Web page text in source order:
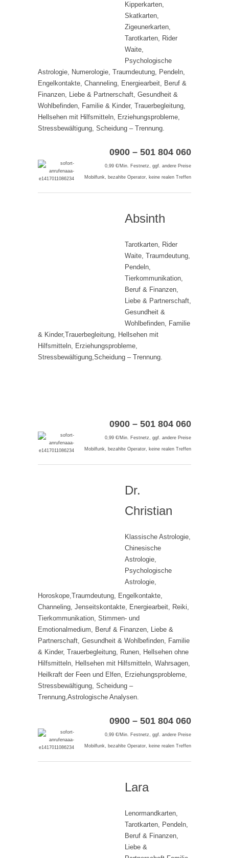
Kipperkarten,
Skatkarten,
Zigeunerkarten,
Tarotkarten, Rider
Waite,
Psychologische
Astrologie, Numerologie, Traumdeutung, Pendeln,
Engelkontakte, Channeling, Energiearbeit, Beruf &
Finanzen, Liebe & Partnerschaft, Gesundheit &
Wohlbefinden, Familie & Kinder, Trauerbegleitung,
Hellsehen mit Hilfsmitteln, Erziehungsprobleme,
Stressbewältigung, Scheidung – Trennung.
0900 – 501 804 060
0,99 €/Min. Festnetz, ggf. andere Preise
Mobilfunk, bezahlte Operator, keine realen Treffen
Absinth
Tarotkarten, Rider
Waite, Traumdeutung,
Pendeln,
Tierkommunikation,
Beruf & Finanzen,
Liebe & Partnerschaft,
Gesundheit &
Wohlbefinden, Familie
& Kinder,Trauerbegleitung, Hellsehen mit
Hilfsmitteln, Erziehungsprobleme,
Stressbewältigung,Scheidung – Trennung.
0900 – 501 804 060
0,99 €/Min. Festnetz, ggf. andere Preise
Mobilfunk, bezahlte Operator, keine realen Treffen
Dr.
Christian
Klassische Astrologie,
Chinesische
Astrologie,
Psychologische
Astrologie,
Horoskope,Traumdeutung, Engelkontakte,
Channeling, Jenseitskontakte, Energiearbeit, Reiki,
Tierkommunikation, Stimmen- und
Emotionalmedium, Beruf & Finanzen, Liebe &
Partnerschaft, Gesundheit & Wohlbefinden, Familie
& Kinder, Trauerbegleitung, Runen, Hellsehen ohne
Hilfsmitteln, Hellsehen mit Hilfsmitteln, Wahrsagen,
Heilkraft der Feen und Elfen, Erziehungsprobleme,
Stressbewältigung, Scheidung –
Trennung,Astrologische Analysen.
0900 – 501 804 060
0,99 €/Min. Festnetz, ggf. andere Preise
Mobilfunk, bezahlte Operator, keine realen Treffen
Lara
Lenormandkarten,
Tarotkarten, Pendeln,
Beruf & Finanzen,
Liebe &